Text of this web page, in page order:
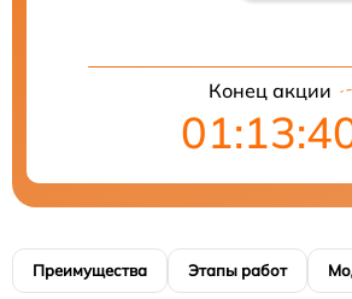
Конец акции
Преимущества Этапы работ